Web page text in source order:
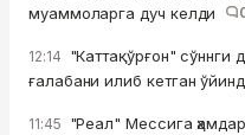
муаммоларга дуч келди
12:14 "Каттақўрғон" сўннги
ғалабани илиб кетган
11:45 "Реал" Мессига